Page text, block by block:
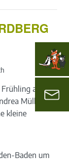
auf
Müller
kleine
Baden um